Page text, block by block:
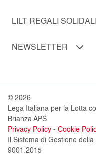
LILT REGALI SOLIDALI
NEWSLETTER
© 2026
Lega Italiana per la Lotta
Brianza APS
Privacy Policy - Cookie
Il Sistema di Gestione
9001:2015